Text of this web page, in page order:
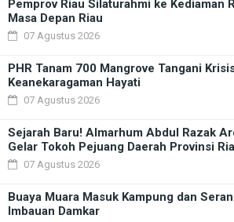
Pemprov Riau Silaturahmi ke Kediaman
Masa Depan Riau
07 Agustus 2026
PHR Tanam 700 Mangrove Tangani
Keanekaragaman Hayati
07 Agustus 2026
Sejarah Baru! Almarhum Abdul Razak
Gelar Tokoh Pejuang Daerah Provinsi
07 Agustus 2026
Buaya Muara Masuk Kampung dan
Imbauan Damkar